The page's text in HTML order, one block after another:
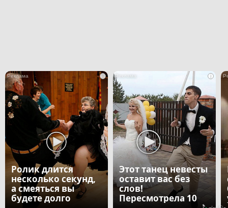
i
Ролик длится
несколько секунд,
а смеяться вы
будете долго
i
Этот танец невесты
оставит вас без
слов!
Пересмотрела 10